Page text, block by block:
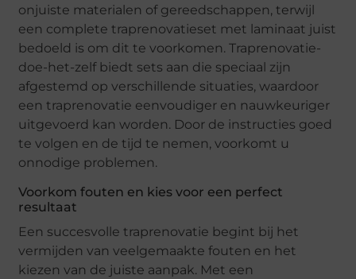
onjuiste materialen of gereedschappen, terwijl
een complete traprenovatieset met laminaat juist
bedoeld is om dit te voorkomen. Traprenovatie-
doe-het-zelf biedt sets aan die speciaal zijn
afgestemd op verschillende situaties, waardoor
een traprenovatie eenvoudiger en nauwkeuriger
uitgevoerd kan worden. Door de instructies goed
te volgen en de tijd te nemen, voorkomt u
onnodige problemen.
Voorkom fouten en kies voor een perfect
resultaat
Een succesvolle traprenovatie begint bij het
vermijden van veelgemaakte fouten en het
kiezen van de juiste aanpak. Met een